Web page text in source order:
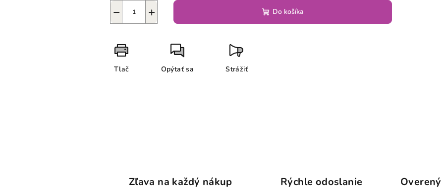
+
− Do košíka
Tlač Opýtať sa Strážiť
Zľava na každý nákup Rýchle odoslanie